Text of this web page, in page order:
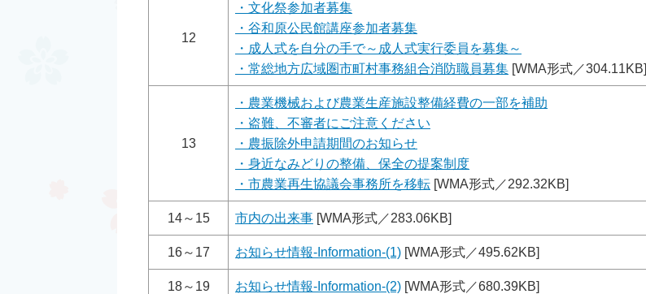
12
・文化祭参加者募集
・谷和原公民館講座参加者募集
・成人式を自分の手で～成人式実行委員を募集～
・常総地方広域圏市町村事務組合消防職員募集 [WMA形式／304.11KB]
13
・農業機械および農業生産施設整備経費の一部を補助
・盗難、不審者にご注意ください
・農振除外申請期間のお知らせ
・身近なみどりの整備、保全の提案制度
・市農業再生協議会事務所を移転 [WMA形式／292.32KB]
14～15 市内の出来事 [WMA形式／283.06KB]
16～17 お知らせ情報-Information-(1) [WMA形式／495.62KB]
18～19 お知らせ情報-Information-(2) [WMA形式／680.39KB]